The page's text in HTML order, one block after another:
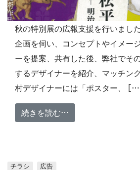
秋の特別展の広報支援を行いまし
企画を伺い、コンセプトやイメー
ーを提案、共有した後、弊社でそ
するデザイナーを紹介、マッチン
村デザイナーには「ポスター、 […]
続きを読む…
チラシ 広告